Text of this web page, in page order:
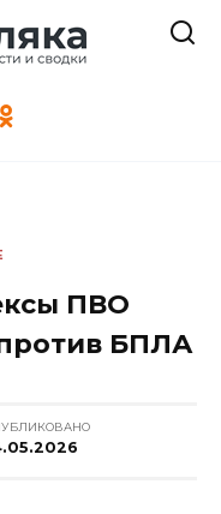
ПВО
БПЛА